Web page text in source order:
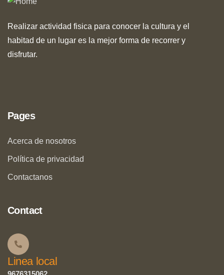
Realizar actividad fisica para conocer la cultura y el
habitad de un lugar es la mejor forma de recorrer y
disfrutar.
Pages
Acerca de nosotros
Política de privacidad
Contactanos
Contact
Linea local